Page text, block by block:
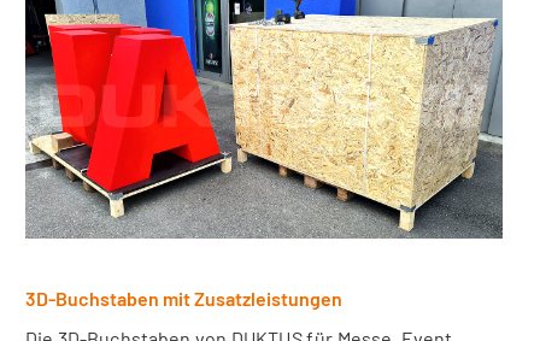
3D-Buchstaben mit Zusatzleistungen